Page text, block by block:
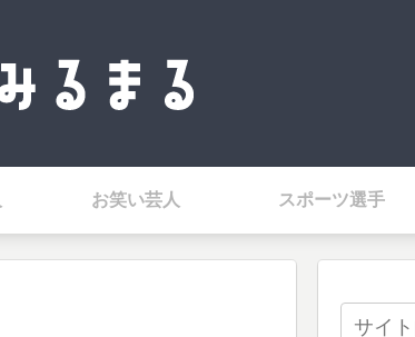
お笑い芸人 スポーツ選手